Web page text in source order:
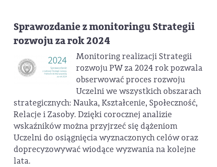
Sprawozdanie z monitoringu Strategii
rozwoju za rok 2024
Monitoring realizacji Strategii
rozwoju PW za 2024 rok pozwala
obserwować proces rozwoju
Uczelni we wszystkich obszarach
strategicznych: Nauka, Kształcenie, Społeczność,
Relacje i Zasoby. Dzięki corocznej analizie
wskaźników można przyjrzeć się dążeniom
Uczelni do osiągnięcia wyznaczonych celów oraz
doprecyzowywać wiodące wyzwania na kolejne
lata.